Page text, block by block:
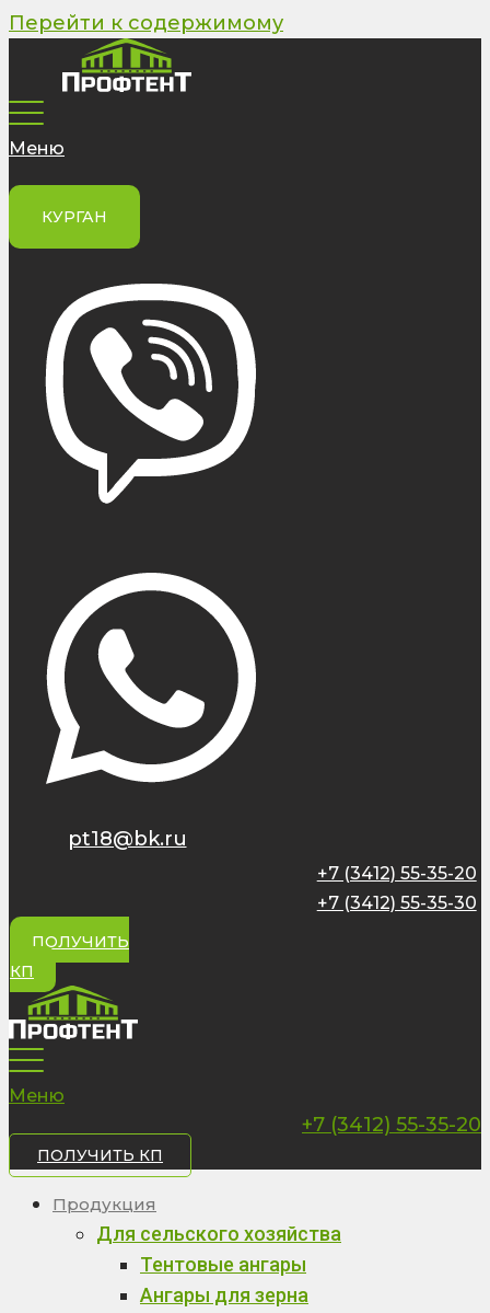
Перейти к содержимому
Меню
КУРГАН
pt18@bk.ru
+7 (3412) 55-35-20
+7 (3412) 55-35-30
ПОЛУЧИТЬ
КП
Меню
+7 (3412) 55-35-20
ПОЛУЧИТЬ КП
Продукция
Для сельского хозяйства
Тентовые ангары
Ангары для зерна